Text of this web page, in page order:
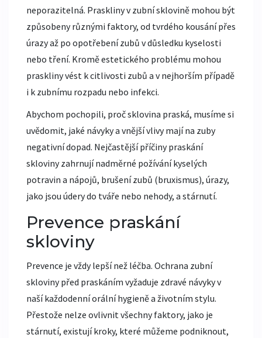
neporazitelná. Praskliny v zubní sklovině mohou být
způsobeny různými faktory, od tvrdého kousání přes
úrazy až po opotřebení zubů v důsledku kyselosti
nebo tření. Kromě estetického problému mohou
praskliny vést k citlivosti zubů a v nejhorším případě
i k zubnímu rozpadu nebo infekci.
Abychom pochopili, proč sklovina praská, musíme si
uvědomit, jaké návyky a vnější vlivy mají na zuby
negativní dopad. Nejčastější příčiny praskání
skloviny zahrnují nadměrné požívání kyselých
potravin a nápojů, brušení zubů (bruxismus), úrazy,
jako jsou údery do tváře nebo nehody, a stárnutí.
Prevence praskání
skloviny
Prevence je vždy lepší než léčba. Ochrana zubní
skloviny před praskáním vyžaduje zdravé návyky v
naší každodenní orální hygieně a životním stylu.
Přestože nelze ovlivnit všechny faktory, jako je
stárnutí, existují kroky, které můžeme podniknout,